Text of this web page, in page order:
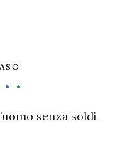
senza soldi